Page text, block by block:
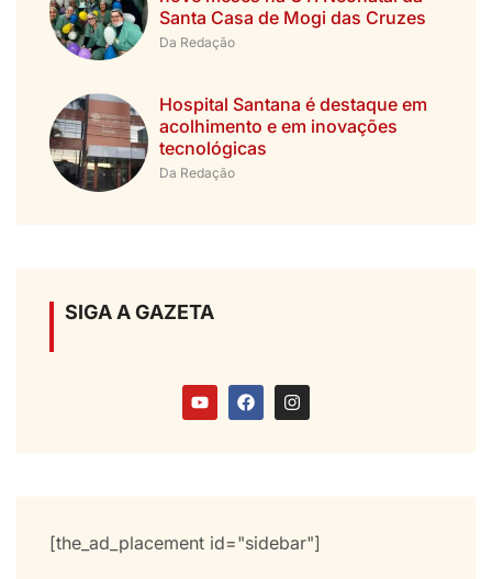
Santa Casa de Mogi das Cruzes
Da Redação
Hospital Santana é destaque em
acolhimento e em inovações
tecnológicas
Da Redação
SIGA A GAZETA
[the_ad_placement id="sidebar"]